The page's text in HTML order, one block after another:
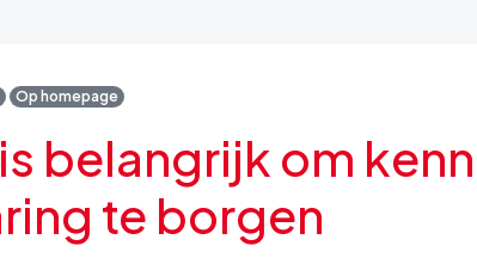
Op homepage
belangrijk om
te borgen